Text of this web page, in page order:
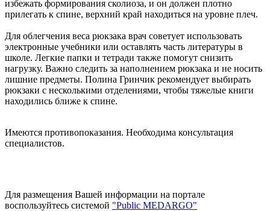
избежать формирования сколиоза, и он должен плотно
прилегать к спине, верхний край находиться на уровне плеч.
Для облегчения веса рюкзака врач советует использовать
электронные учебники или оставлять часть литературы в
школе. Легкие папки и тетради также помогут снизить
нагрузку. Важно следить за наполнением рюкзака и не носить
лишние предметы. Полина Гринчик рекомендует выбирать
рюкзаки с несколькими отделениями, чтобы тяжелые книги
находились ближе к спине.
Имеются противопоказания. Необходима консультация
специалистов.
Для размещения Вашей информации на портале
воспользуйтесь системой "Public MEDARGO"